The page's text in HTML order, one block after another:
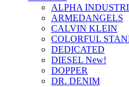
ALPHA
ARMEDANGELS
CALVIN KLEIN
COLORFUL
DEDICATED
DIESEL New!
DOPPER
DR. DENIM